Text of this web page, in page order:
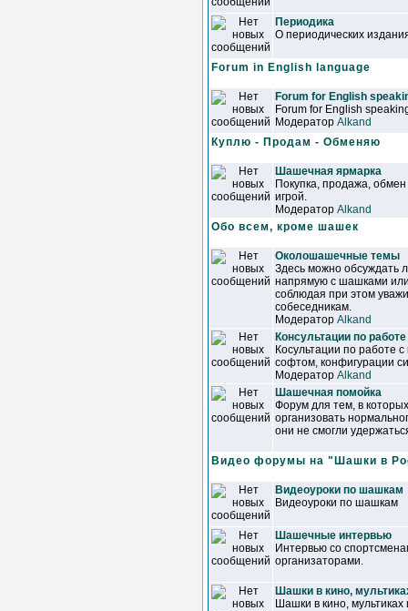
Периодика
О периодических
Forum in English language
Forum for English
Forum for English
Модератор Alkand
Куплю - Продам - Обменяю
Шашечная ярмарка
Покупка, продажа,
игрой.
Модератор Alkand
Обо всем, кроме шашек
Околошашечные темы
Здесь можно обсуждать
напрямую с шашками
соблюдая при этом
собеседникам.
Модератор Alkand
Консультации по
Косультации по работе
софтом, конфигурации
Модератор Alkand
Шашечная помойка
Форум для тем, в
организовать
они не смогли
Видео форумы на "Шашки в
Видеоуроки по шашкам
Видеоуроки по шашкам
Шашечные интервью
Интервью со
организаторами.
Шашки в кино,
Шашки в кино, мультиках